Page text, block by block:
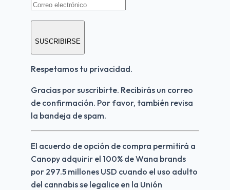
SUSCRIBIRSE
Respetamos tu privacidad.
Gracias por suscribirte. Recibirás un correo
de confirmación. Por favor, también revisa
la bandeja de spam.
El acuerdo de opción de compra permitirá a
Canopy adquirir el 100% de Wana brands
por 297.5 millones USD cuando el uso adulto
del cannabis se legalice en la Unión